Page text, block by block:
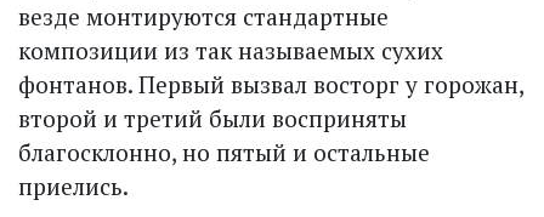
везде монтируются стандартные
композиции из так называемых сухих
фонтанов. Первый вызвал восторг у горожан,
второй и третий были восприняты
благосклонно, но пятый и остальные
приелись.